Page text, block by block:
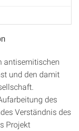
antisemitischen
und den damit
des
Verständnis des
Projekt